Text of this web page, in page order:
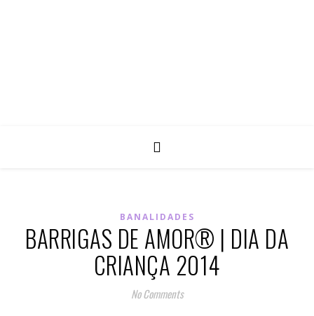
BANALIDADES
BARRIGAS DE AMOR® | DIA DA
CRIANÇA 2014
No Comments